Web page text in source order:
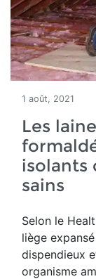
1 août, 2021
Les
isolants
sains
Selon le
liège
dispendieux
organisme